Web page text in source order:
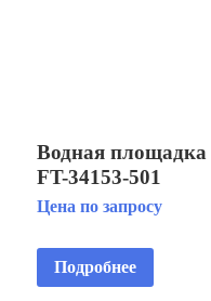
Водная площадка
FT-34153-501
Цена по запросу
Подробнее